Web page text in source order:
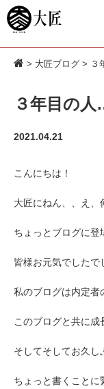
> 大匠ブログ > ３
３年目の人
2021.04.21
こんにちは！
大匠にねん、、え、
ちょっとブログに登
皆様お元気でしたで
私のブログは内定者
このブログと共に
そしてそしてお久し
ちょっと書くことに